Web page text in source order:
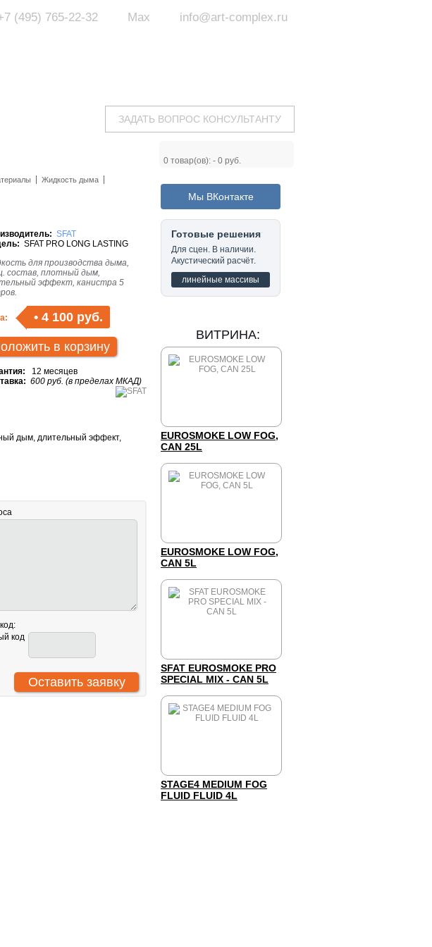
info@art-complex.ru
Max
(495) 765-22-32
ЗАДАТЬ ВОПРОС КОНСУЛЬТАНТУ
0 товар(ов): - 0 руб.
Жидкость дыма
SFAT
SFAT PRO LONG LASTING
для производства дыма,
состав, плотный дым,
эффект, канистра 5
• 4 100 руб.
в корзину
12 месяцев
600 руб. (в пределах МКАД)
дым, длительный эффект,
Мы ВКонтакте
Готовые решения
Для сцен. В наличии.
Акустический расчёт.
линейные массивы
ВИТРИНА:
EUROSMOKE LOW FOG,
CAN 25L
EUROSMOKE LOW FOG,
CAN 5L
SFAT EUROSMOKE PRO
SPECIAL MIX - CAN 5L
STAGE4 MEDIUM FOG
FLUID FLUID 4L